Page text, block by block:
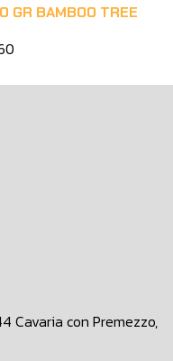
GR BAMBOO TREE
Cavaria con Premezzo,